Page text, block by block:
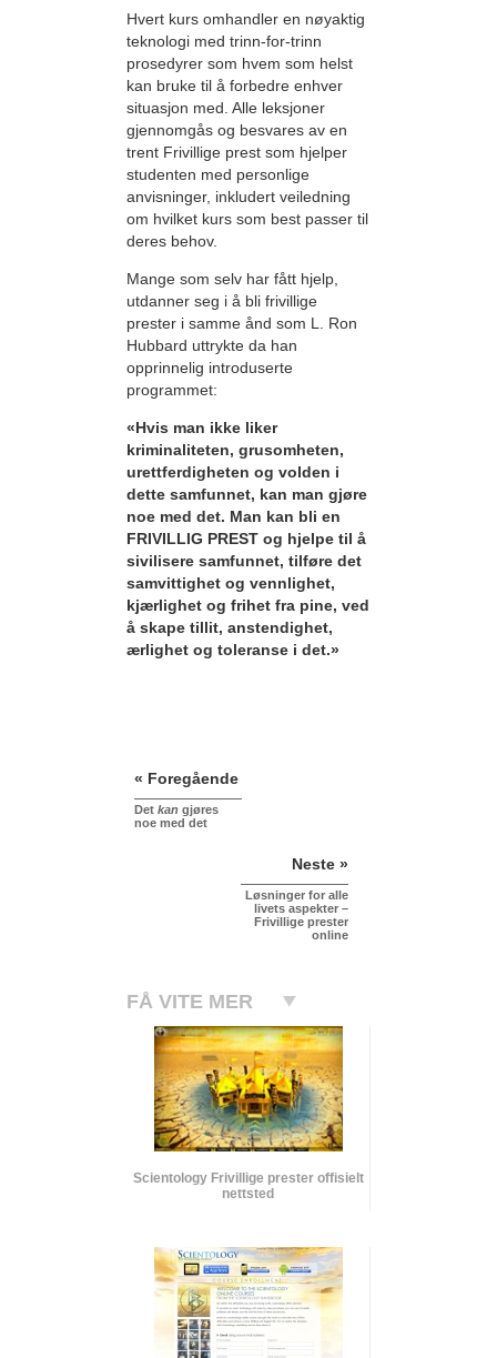
Hvert kurs omhandler en nøyaktig
teknologi med trinn-for-trinn
prosedyrer som hvem som helst
kan bruke til å forbedre enhver
situasjon med. Alle leksjoner
gjennomgås og besvares av en
trent Frivillige prest som hjelper
studenten med personlige
anvisninger, inkludert veiledning
om hvilket kurs som best passer til
deres behov.
Mange som selv har fått hjelp,
utdanner seg i å bli frivillige
prester i samme ånd som L. Ron
Hubbard uttrykte da han
opprinnelig introduserte
programmet:
«Hvis man ikke liker
kriminaliteten, grusomheten,
urettferdigheten og volden i
dette samfunnet, kan man gjøre
noe med det. Man kan bli en
FRIVILLIG PREST og hjelpe til å
sivilisere samfunnet, tilføre det
samvittighet og vennlighet,
kjærlighet og frihet fra pine, ved
å skape tillit, anstendighet,
ærlighet og toleranse i det.»
« Foregående
Det kan gjøres
noe med det
Neste »
Løsninger for alle
livets aspekter –
Frivillige prester
online
FÅ VITE MER
Scientology Frivillige prester offisielt
nettsted